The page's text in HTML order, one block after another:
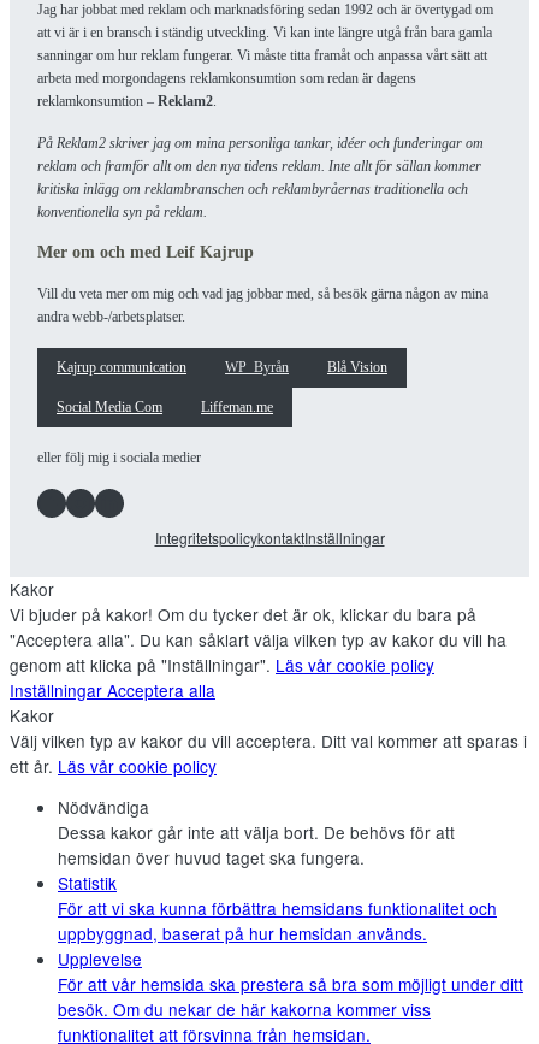
Jag har jobbat med reklam och marknadsföring sedan 1992 och är övertygad om
att vi är i en bransch i ständig utveckling. Vi kan inte längre utgå från bara gamla
sanningar om hur reklam fungerar. Vi måste titta framåt och anpassa vårt sätt att
arbeta med morgondagens reklamkonsumtion som redan är dagens
reklamkonsumtion –Reklam2.
På Reklam2 skriver jag om mina personliga tankar, idéer och funderingar om
reklam och framför allt om den nya tidens reklam. Inte allt för sällan kommer
kritiska inlägg om reklambranschen och reklambyråernas traditionella och
konventionella syn på reklam.
Mer om och med Leif Kajrup
Vill du veta mer om mig och vad jag jobbar med, så besök gärna någon av mina
andra webb-/arbetsplatser.
Kajrup communication WP_Byrån Blå Vision
Social Media Com Liffeman.me
eller följ mig i sociala medier
Facebook InstagramLinkedIn
IntegritetspolicykontaktInställningar
Kakor
Vi bjuder på kakor! Om du tycker det är ok, klickar du bara på
"Acceptera alla". Du kan såklart välja vilken typ av kakor du vill ha
genom att klicka på "Inställningar". Läs vår cookie policy
Inställningar Acceptera alla
Kakor
Välj vilken typ av kakor du vill acceptera. Ditt val kommer att sparas i
ett år. Läs vår cookie policy
Nödvändiga
Dessa kakor går inte att välja bort. De behövs för att
hemsidan över huvud taget ska fungera.
Statistik
För att vi ska kunna förbättra hemsidans funktionalitet och
uppbyggnad, baserat på hur hemsidan används.
Upplevelse
För att vår hemsida ska prestera så bra som möjligt under ditt
besök. Om du nekar de här kakorna kommer viss
funktionalitet att försvinna från hemsidan.